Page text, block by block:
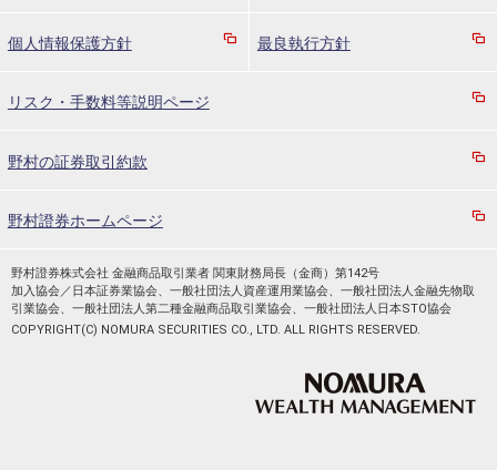
個人情報保護方針 最良執行方針
リスク・手数料等説明ページ
野村の証券取引約款
野村證券ホームページ
野村證券株式会社 金融商品取引業者 関東財務局長（金商）第142号
加入協会／日本証券業協会、一般社団法人資産運用業協会、一般社団法人金融先物取
引業協会、一般社団法人第二種金融商品取引業協会、一般社団法人日本STO協会
COPYRIGHT(C) NOMURA SECURITIES CO., LTD. ALL RIGHTS RESERVED.